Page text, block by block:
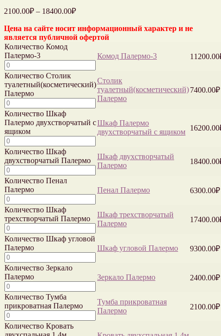
2100.00₽ – 18400.00₽
Цена на сайте носит информационный характер и не
является публичной офертой
Количество Комод
Палермо-3
Комод Палермо-3 11200.00
Количество Столик
туалетный(косметический)
Палермо
Столик
туалетный(косметический)
Палермо
7400.00₽
Количество Шкаф
Палермо двухстворчатый с
ящиком
Шкаф Палермо
двухстворчатый с ящиком 16200.00
Количество Шкаф
двухстворчатый Палермо
Шкаф двухстворчатый
Палермо
18400.00
Количество Пенал
Палермо
Пенал Палермо 6300.00₽
Количество Шкаф
трехстворчатый Палермо
Шкаф трехстворчатый
Палермо
17400.00
Количество Шкаф угловой
Палермо
Шкаф угловой Палермо 9300.00₽
Количество Зеркало
Палермо
Зеркало Палермо 2400.00₽
Количество Тумба
прикроватная Палермо
Тумба прикроватная
Палермо
2100.00₽
Количество Кровать